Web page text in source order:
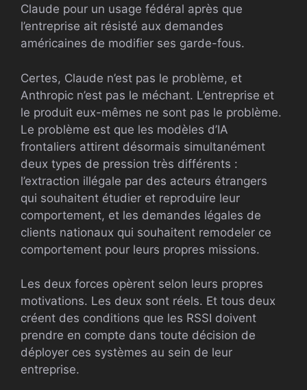
Claude pour un usage fédéral après que
l’entreprise ait résisté aux demandes
américaines de modifier ses garde-fous.
Certes, Claude n’est pas le problème, et
Anthropic n’est pas le méchant. L’entreprise et
le produit eux-mêmes ne sont pas le problème.
Le problème est que les modèles d’IA
frontaliers attirent désormais simultanément
deux types de pression très différents :
l’extraction illégale par des acteurs étrangers
qui souhaitent étudier et reproduire leur
comportement, et les demandes légales de
clients nationaux qui souhaitent remodeler ce
comportement pour leurs propres missions.
Les deux forces opèrent selon leurs propres
motivations. Les deux sont réels. Et tous deux
créent des conditions que les RSSI doivent
prendre en compte dans toute décision de
déployer ces systèmes au sein de leur
entreprise.